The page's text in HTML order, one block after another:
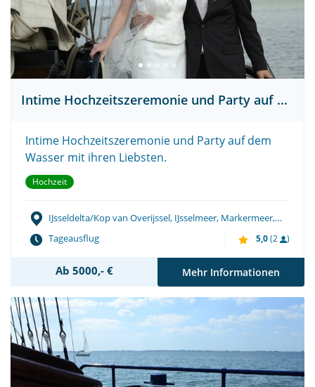
Intime Hochzeitszeremonie und Party auf dem Meer
Intime Hochzeitszeremonie und Party auf dem
Wasser mit ihren Liebsten.
Hochzeit
IJsseldelta/Kop van Overijssel, IJsselmeer, Markermeer,
Wattenmeer
Tageausflug 5,0(2 )
Ab 5000,- € Mehr Informationen